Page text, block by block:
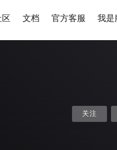
区 文档 官方客服 我是
关注